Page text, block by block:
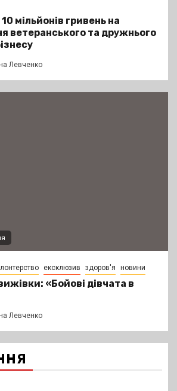
мільйонів гривень на
ветеранського та дружнього
Левченко
ексклюзив здоров'я новини
«Бойові дівчата в
Левченко